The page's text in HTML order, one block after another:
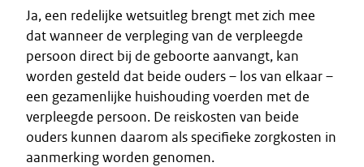
Ja, een redelijke wetsuitleg brengt met zich mee
dat wanneer de verpleging van de verpleegde
persoon direct bij de geboorte aanvangt, kan
worden gesteld dat beide ouders – los van elkaar –
een gezamenlijke huishouding voerden met de
verpleegde persoon. De reiskosten van beide
ouders kunnen daarom als specifieke zorgkosten in
aanmerking worden genomen.